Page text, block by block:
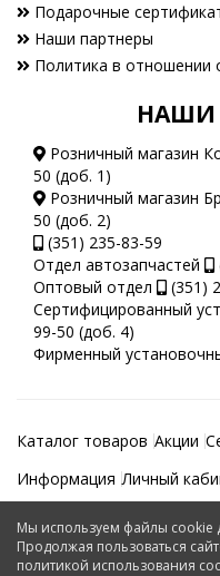
Подарочные
Наши партнеры
Политика в отношении
НАШИ
Розничный магазин
50 (доб. 1)
Розничный магазин
50 (доб. 2)
(351) 235-83-59
Отдел автозапчастей
Оптовый отдел
(351)
Сертифицированный
99-50 (доб. 4)
Фирменный
Каталог товаров Акции
Информация Личный
Мы используем файлы cookie
Продолжая пользоваться
политикой использования